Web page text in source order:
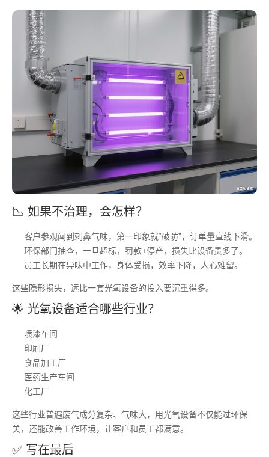
📉 如果不治理，会怎样？
客户参观闻到刺鼻气味，第一印象就“破防”，订单量直线下滑。
环保部门抽查，一旦超标，罚款+停产，损失比设备贵多了。
员工长期在异味中工作，身体受损，效率下降，人心难留。
这些隐形损失，远比一套光氧设备的投入要沉重得多。
🌟 光氧设备适合哪些行业？
喷漆车间
印刷厂
食品加工厂
医药生产车间
化工厂
这些行业普遍废气成分复杂、气味大，用光氧设备不仅能过环保
关，还能改善工作环境，让客户和员工都满意。
✅ 写在最后